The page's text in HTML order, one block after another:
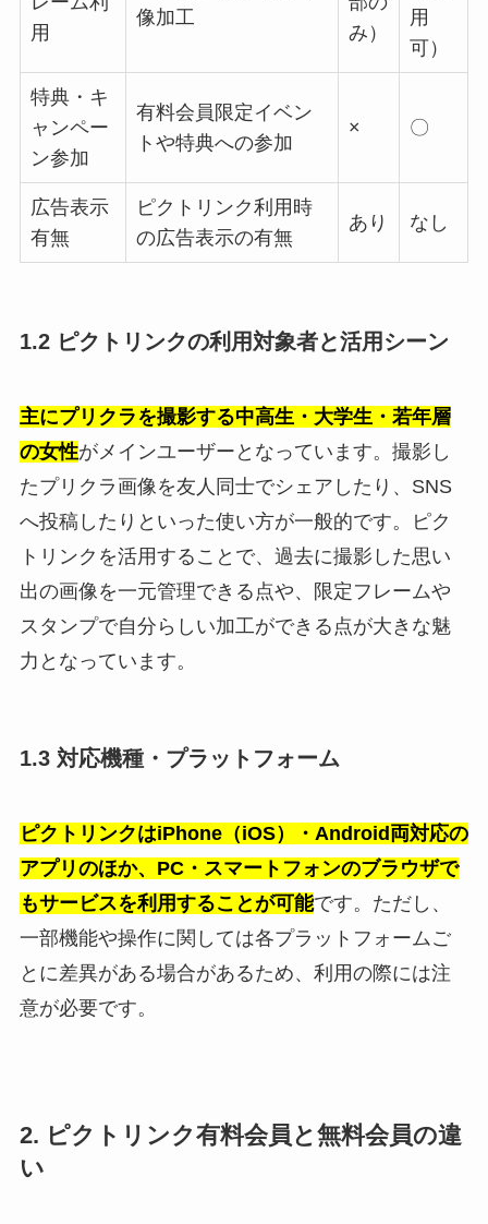
用
像加工
み）
用
可）
特典・キ
ャンペー
ン参加
有料会員限定イベン
トや特典への参加
× 〇
広告表示
有無
ピクトリンク利用時
の広告表示の有無
あり なし
1.2 ピクトリンクの利用対象者と活用シーン
主にプリクラを撮影する中高生・大学生・若年層
の女性がメインユーザーとなっています。撮影し
たプリクラ画像を友人同士でシェアしたり、SNS
へ投稿したりといった使い方が一般的です。ピク
トリンクを活用することで、過去に撮影した思い
出の画像を一元管理できる点や、限定フレームや
スタンプで自分らしい加工ができる点が大きな魅
力となっています。
1.3 対応機種・プラットフォーム
ピクトリンクはiPhone（iOS）・Android両対応の
アプリのほか、PC・スマートフォンのブラウザで
もサービスを利用することが可能です。ただし、
一部機能や操作に関しては各プラットフォームご
とに差異がある場合があるため、利用の際には注
意が必要です。
2. ピクトリンク有料会員と無料会員の違
い